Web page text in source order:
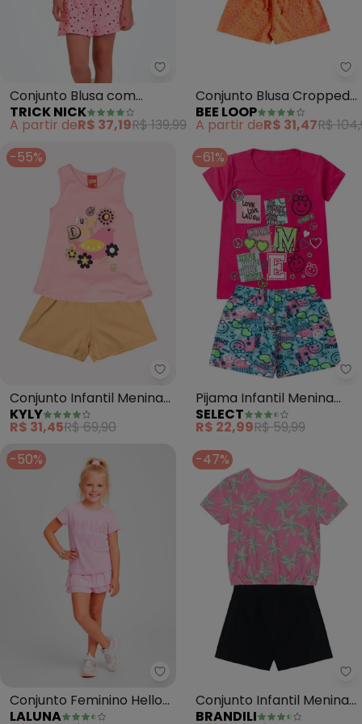
Trick Nick - Conjunto Blusa
Conjunto Blusa com
Shorts (Rosa)
TRICK NICK
A partir deR$ 37,19R$ 139,99
Conjunto Blusa Cropped
e Short (Rosa)
BEE LOOP
A partir deR$ 31,47R$
-55%
Kyly - Conjunto Infantil Menina
Conjunto Infantil Menina
Passáro (Rosa)
KYLY
R$ 31,45R$ 69,90
-61%
Pijama Infantil Menina
Curto Algodão (Rosa)
SELECT
R$ 22,99R$ 59,99
-50%
Laluna - Conjunto Feminino
Conjunto Feminino Hello
Happy Flores(Rosa
LALUNA
-47%
Conjunto Infantil Menina
de Morango (Rosa)
BRANDILI